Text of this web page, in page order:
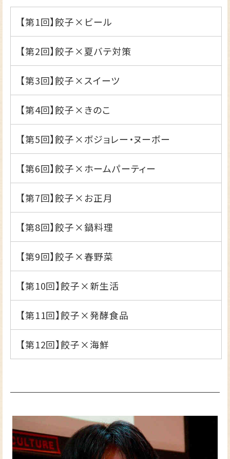
【第1回】餃子×ビール
【第2回】餃子×夏バテ対策
【第3回】餃子×スイーツ
【第4回】餃子×きのこ
【第5回】餃子×ボジョレー・ヌーボー
【第6回】餃子×ホームパーティー
【第7回】餃子×お正月
【第8回】餃子×鍋料理
【第9回】餃子×春野菜
【第10回】餃子×新生活
【第11回】餃子×発酵食品
【第12回】餃子×海鮮